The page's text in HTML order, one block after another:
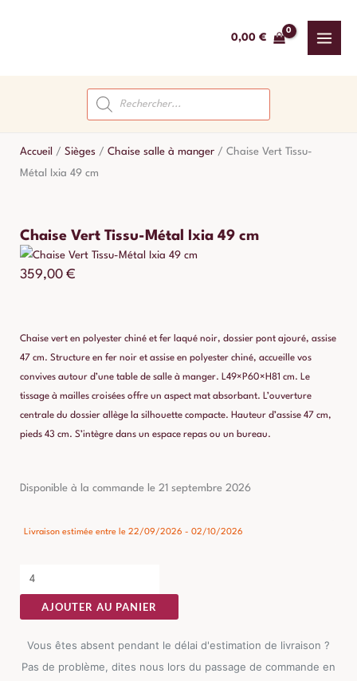
0,00 €
Recherche
de
produits
Accueil / Sièges / Chaise salle à manger / Chaise Vert Tissu-
Métal Ixia 49 cm
Chaise Vert Tissu-Métal Ixia 49 cm
359,00 €
Chaise vert en polyester chiné et fer laqué noir, dossier pont ajouré, assise
47 cm. Structure en fer noir et assise en polyester chiné, accueille vos
convives autour d’une table de salle à manger. L49×P60×H81 cm. Le
tissage à mailles croisées offre un aspect mat absorbant. L’ouverture
centrale du dossier allège la silhouette compacte. Hauteur d’assise 47 cm,
pieds 43 cm. S’intègre dans un espace repas ou un bureau.
Disponible à la commande le 21 septembre 2026
Livraison estimée entre le 22/09/2026 - 02/10/2026
quantité
Chaise
Tissu-
Métal
Ixia
AJOUTER AU PANIER
Vous êtes absent pendant le délai d'estimation de livraison ?
Pas de problème, dites nous lors du passage de commande en